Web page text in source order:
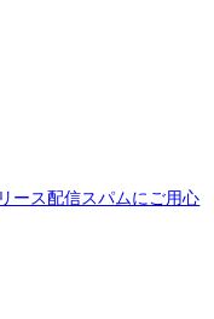
ース配信スパムにご用心